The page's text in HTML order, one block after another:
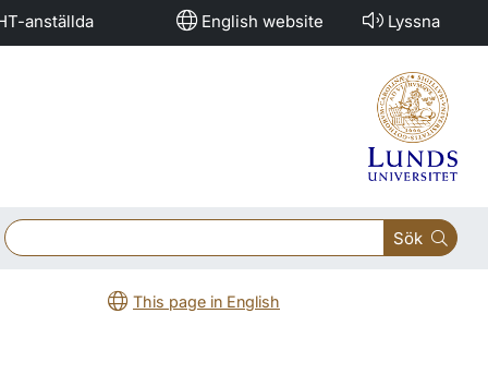
anställda English website Lyssna
Sök
This page in English